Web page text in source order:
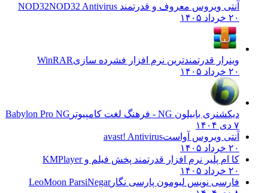
آنتی ویروس معروف و قدرتمند NOD32 NOD32 Antivirus
وینرار قدرتمندترین نرم افزار فشرده سازیWinRAR
دیکشنری بابیلون NG - فرهنگ لغت کامپیوتر
Babylon Pro NG
آنتی ویروس آواست avast! Antivirus
کا ام پلیر نرم افزار قدرتمند پخش فیلم وKMPlayer
فارسی نویس لیومون پارسی نگار LeoMoon ParsiNegar